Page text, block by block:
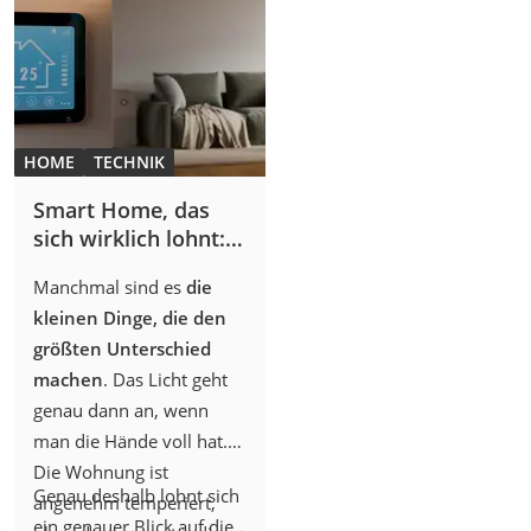
blutige Schnittwunden
entstehen
sich der kurze
Wohlfühlmoment schnell
in eine nervige Bürde und
schmerzhafte
Angelegenheit.
HOME TECHNIK
Smart Home, das
sich wirklich lohnt:
erhöhen Komfort
und sparen Energie
Manchmal sind es die
kleinen Dinge, die den
größten Unterschied
machen. Das Licht geht
genau dann an, wenn
man die Hände voll hat.
Die Wohnung ist
angenehm temperiert,
Genau deshalb lohnt sich
ein genauer Blick auf die